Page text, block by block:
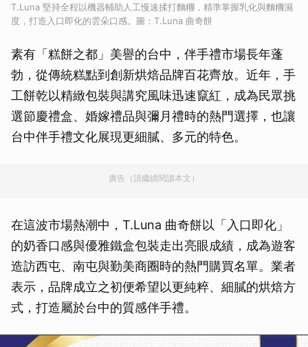
T.Luna 堅持全程以機器輔助人工慢速揉打麵糰，精準掌握乳化與麵糰濕
度，打造入口即化的雲朵口感。圖：T.Luna 曲奇餅
素有「糕餅之都」美譽的台中，伴手禮市場長年蓬
勃，從傳統糕點到創新烘焙品牌百花齊放。近年，手
工餅乾以精緻包裝與講究風味迅速竄紅，成為民眾挑
選節慶禮盒、婚嫁禮品與彌月禮時的熱門選擇，也讓
台中伴手禮文化展現更細膩、多元的特色。
廣告（請繼續閱讀本文）
在這波市場熱潮中，T.Luna 曲奇餅以「入口即化」
的奶香口感與優雅鐵盒包裝走出亮眼成績，成為遊客
造訪西屯、南屯與勤美商圈時的熱門購買名單。業者
表示，品牌成立之初便希望以更純粹、細膩的烘焙方
式，打造屬於台中的質感伴手禮。